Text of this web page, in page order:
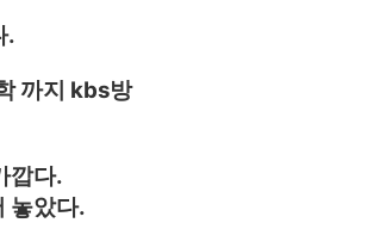
.
까지 kbs방
깝다.
놓았다.